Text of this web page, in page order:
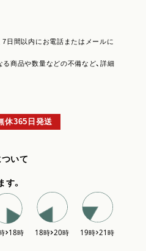
日間以内にお電話またはメールに
る商品や数量などの不備など、詳細
休365日発送
いて
。